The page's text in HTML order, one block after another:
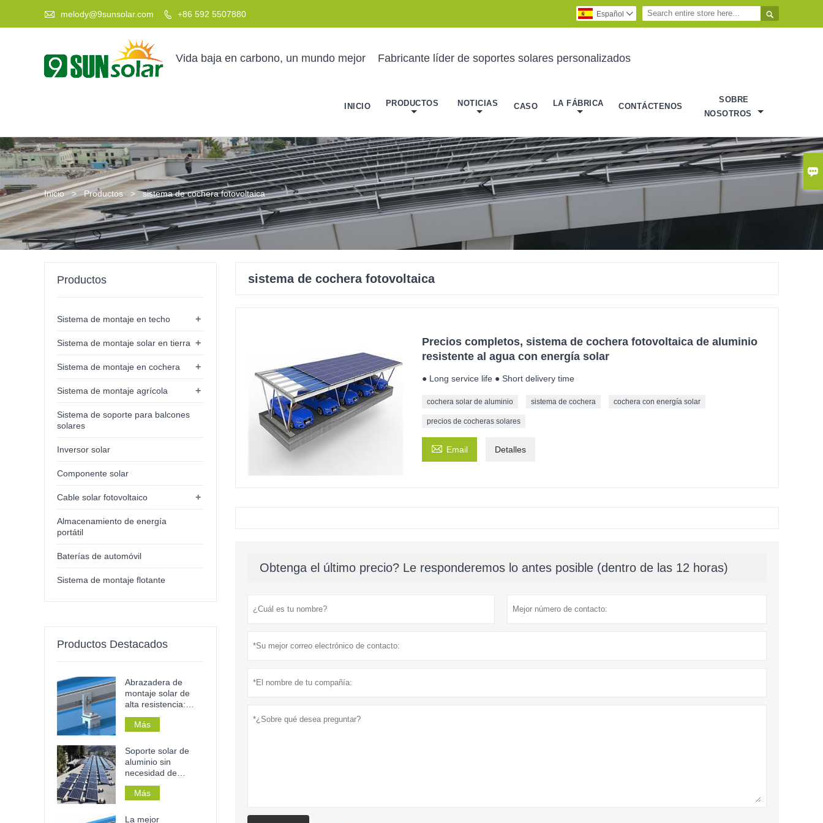

 melody@9sunsolar.com  +86 592 5507880 
Español 
Vida baja en carbono, un mundo mejor Fabricante líder de soportes solares personalizados
INICIO PRODUCTOS NOTICIAS CASO LA FÁBRICA CONTÁCTENOS
SOBRE
NOSOTROS
Inicio > Productos > sistema de cochera fotovoltaica
sistema de cochera fotovoltaica
Precios completos, sistema de cochera fotovoltaica de aluminio
resistente al agua con energía solar
● Long service life ● Short delivery time
cochera solar de aluminio sistema de cochera cochera con energía solar
precios de cocheras solares
 Email Detalles
Obtenga el último precio? Le responderemos lo antes posible (dentro de las 12 horas)
Productos
+
Sistema de montaje en techo
+
Sistema de montaje solar en tierra
+
Sistema de montaje en cochera
+
Sistema de montaje agrícola
Sistema de soporte para balcones
solares
Inversor solar
Componente solar
+
Cable solar fotovoltaico
Almacenamiento de energía
portátil
Baterías de automóvil
Sistema de montaje flotante
Productos Destacados
Abrazadera de
montaje solar de
alta resistencia:
resistente a la
corrosión, sin
perforaciones y de
instalación sin
herramientas para
metálicos.
Más
Soporte solar de
aluminio sin
necesidad de
taladrar para techos
planos de
doméstico o
Más
La mejor